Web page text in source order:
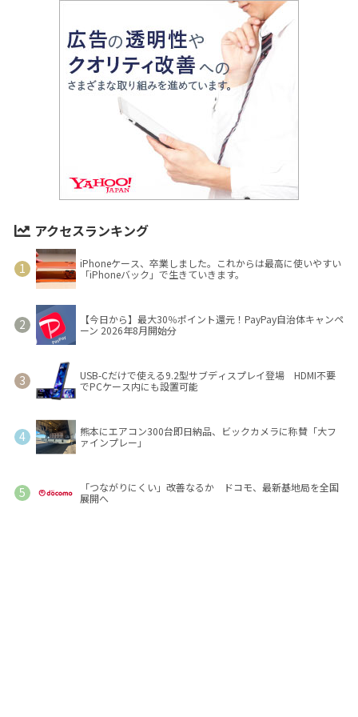
アクセスランキング
iPhoneケース、卒業しました。これからは最高に使いやすい
「iPhoneバック」で生きていきます。
【今日から】最大30％ポイント還元！PayPay自治体キャンペ
ーン 2026年8月開始分
USB-Cだけで使える9.2型サブディスプレイ登場 HDMI不要
でPCケース内にも設置可能
熊本にエアコン300台即日納品、ビックカメラに称賛「大フ
ァインプレー」
「つながりにくい」改善なるか ドコモ、最新基地局を全国
展開へ